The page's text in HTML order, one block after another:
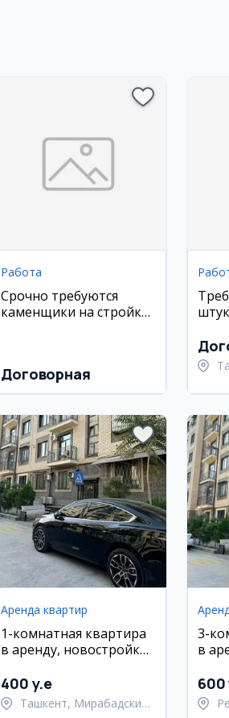
Работа
Срочно требуются
каменщики на стройку
Договорная
Аренда квартир
1-комнатная квартира
в аренду, новостройка,
ГАИ, евро-ремонт
400 y.e
Ташкент, Мирабадский
3-
в
600